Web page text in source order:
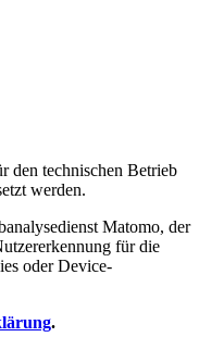
den technischen Betrieb
werden.
Matomo, der
für die
oder Device-
.